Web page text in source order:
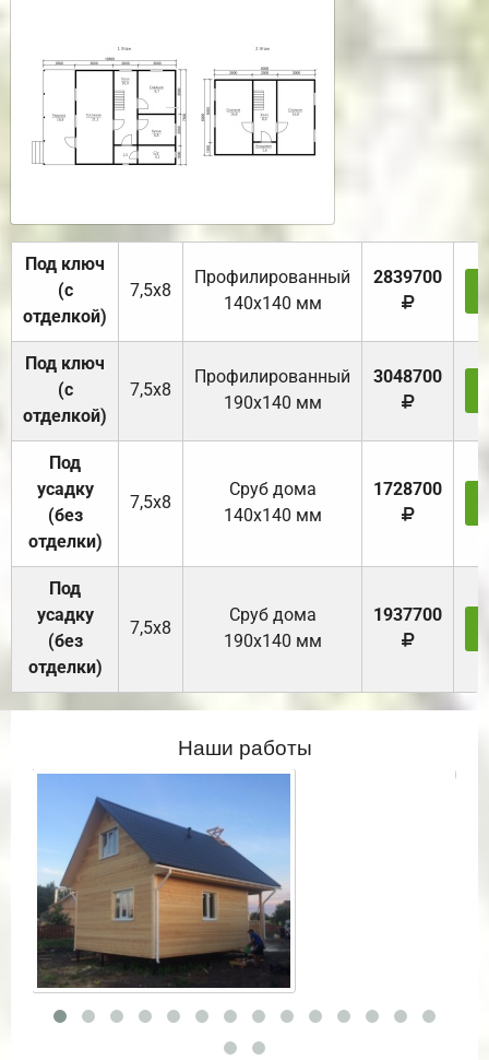
Под ключ
(с
отделкой)
7,5х8
Профилированный
140х140 мм
2839700
Под ключ
(с
отделкой)
7,5х8
Профилированный
190х140 мм
3048700
Под
усадку
(без
отделки)
7,5х8
Cруб дома
140х140 мм
1728700
Под
усадку
(без
отделки)
7,5х8
Cруб дома
190х140 мм
1937700
Наши работы